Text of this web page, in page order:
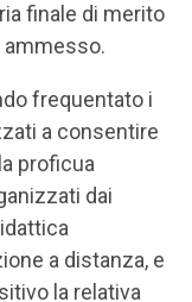
finale di merito
ammesso.
frequentato i
a consentire
proficua
dai
a distanza, e
la relativa